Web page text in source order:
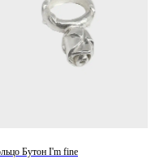
Бутон I'm fine